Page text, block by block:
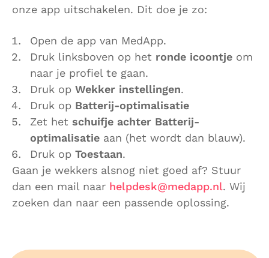
onze app uitschakelen. Dit doe je zo:
Open de app van MedApp.
Druk linksboven op het ronde icoontje om
naar je profiel te gaan.
Druk op Wekker instellingen.
Druk op Batterij-optimalisatie
Zet het schuifje achter Batterij-
optimalisatie aan (het wordt dan blauw).
Druk op Toestaan.
Gaan je wekkers alsnog niet goed af? Stuur
dan een mail naar helpdesk@medapp.nl. Wij
zoeken dan naar een passende oplossing.